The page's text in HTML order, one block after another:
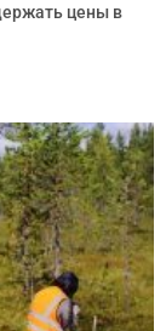
цены в